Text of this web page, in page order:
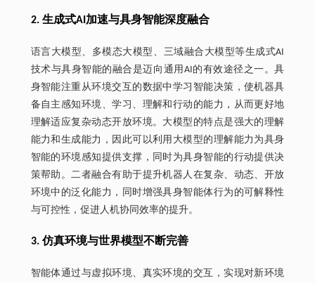
2. 生成式AI加速与具身智能深度融合
语言大模型、多模态大模型、三域融合大模型等生成式AI
技术与具身智能的融合是迈向通用AI的有效途径之一。具
身智能注重从环境交互的数据中学习智能决策，使机器具
备自主感知环境、学习、理解和行动的能力，从而更好地
理解适应复杂动态开放环境。大模型的特点是强大的理解
能力和生成能力，因此可以利用大模型的理解能力为具身
智能的环境感知提供支撑，同时为具身智能的行动提供决
策帮助。二者融合有助于提升机器人在复杂、动态、开放
环境中的泛化能力，同时增强具身智能体行为的可解释性
与可控性，促进人机协同效率的提升。
3. 仿真环境与世界模型不断完善
智能体通过与虚拟环境、真实环境的交互，实现对新环境